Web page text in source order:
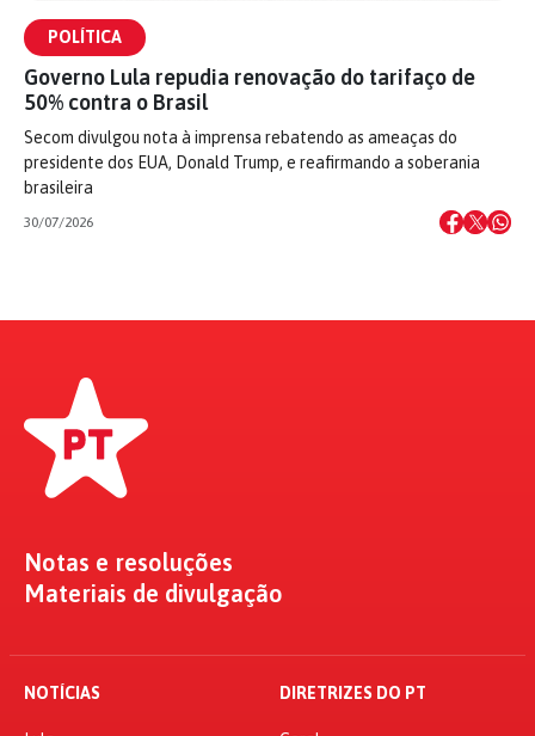
POLÍTICA
Governo Lula repudia renovação do tarifaço de
50% contra o Brasil
Secom divulgou nota à imprensa rebatendo as ameaças do
presidente dos EUA, Donald Trump, e reafirmando a soberania
brasileira
30/07/2026
Notas e resoluções
Materiais de divulgação
NOTÍCIAS DIRETRIZES DO PT